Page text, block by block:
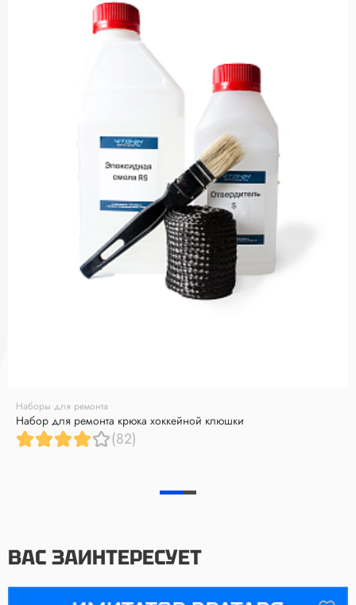
Наборы для ремонта
Набор для ремонта крюка хоккейной клюшки
(82)
ВАС ЗАИНТЕРЕСУЕТ